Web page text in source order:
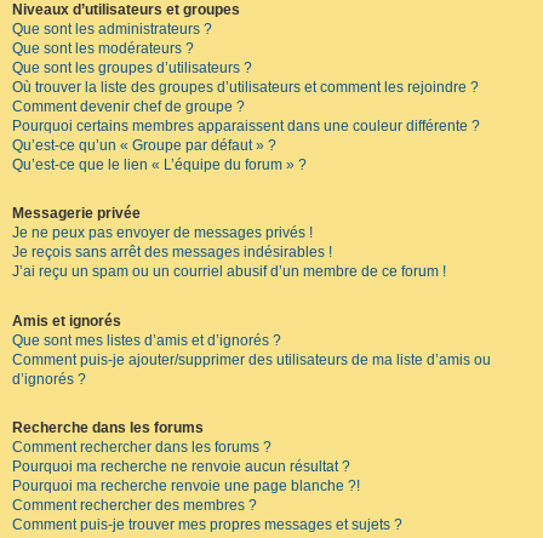
Niveaux d’utilisateurs et groupes
Que sont les administrateurs ?
Que sont les modérateurs ?
Que sont les groupes d’utilisateurs ?
Où trouver la liste des groupes d’utilisateurs et comment les rejoindre ?
Comment devenir chef de groupe ?
Pourquoi certains membres apparaissent dans une couleur différente ?
Qu’est-ce qu’un « Groupe par défaut » ?
Qu’est-ce que le lien « L’équipe du forum » ?
Messagerie privée
Je ne peux pas envoyer de messages privés !
Je reçois sans arrêt des messages indésirables !
J’ai reçu un spam ou un courriel abusif d’un membre de ce forum !
Amis et ignorés
Que sont mes listes d’amis et d’ignorés ?
Comment puis-je ajouter/supprimer des utilisateurs de ma liste d’amis ou
d’ignorés ?
Recherche dans les forums
Comment rechercher dans les forums ?
Pourquoi ma recherche ne renvoie aucun résultat ?
Pourquoi ma recherche renvoie une page blanche ?!
Comment rechercher des membres ?
Comment puis-je trouver mes propres messages et sujets ?